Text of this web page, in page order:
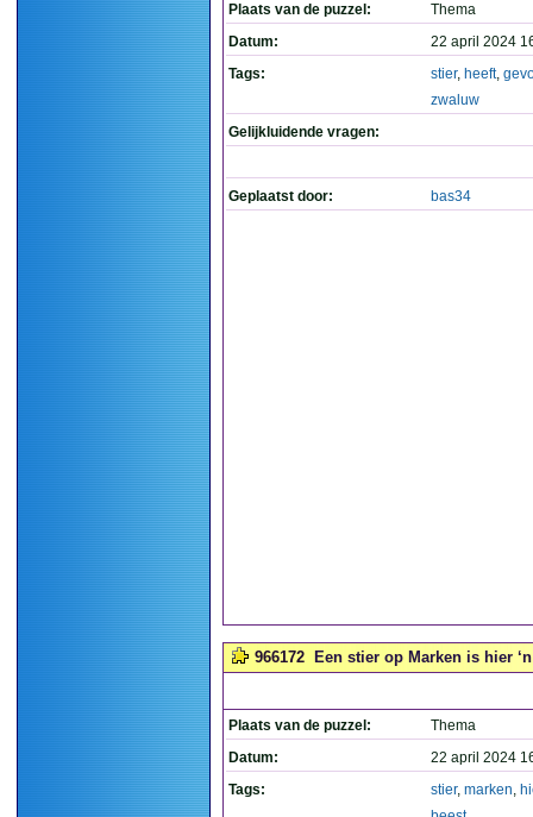
Plaats van de puzzel:
Thema
Datum:
22 april 2024
Tags:
stier, heeft,
zwaluw
Gelijkluidende vragen:
Geplaatst door: bas34
966172 Een stier op Marken is hier
Plaats van de puzzel:
Thema
Datum:
22 april 2024
Tags:
stier, marken,